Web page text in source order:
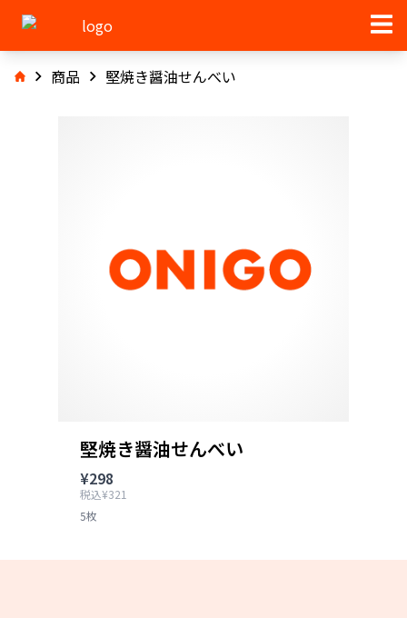
商品 堅焼き醤油せんべい
堅焼き醤油せんべい
¥298
税込¥321
5枚